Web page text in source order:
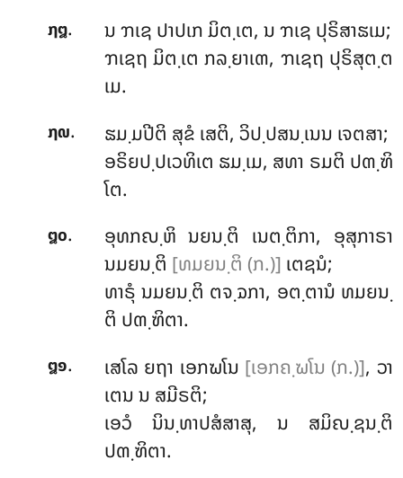
໗໘.
ນ ຠເຊ ປາປເກ ມິຕ຺ເຕ, ນ ຠເຊ ປຸຣິສາຘເມ;
ຠເຊຖ ມິຕ຺ເຕ ກລ຺ຍາເຓ, ຠເຊຖ ປຸຣິສຸຕ຺ຕ
ເມ.
໗໙. ຘມ຺ມປີຕິ ສຸຂໍ ເສຕິ, ວິປ຺ປສນ຺ເນນ ເຈຕສາ;
ອຣິຍປ຺ປເວທິເຕ ຘມ຺ເມ, ສທາ ຣມຕິ ປຓ຺ຑິ
ໂຕ.
໘໐. ອຸທກຎ຺ຫິນຍນ຺ຕິ ເນຕ຺ຕິກາ, ອຸສຸກາຣາ
ນມຍນ຺ຕິ [ທມຍນ຺ຕິ (ກ.)] ເຕຊນໍ;
ທາຣຸໍ ນມຍນ຺ຕິ ຕຈ຺ຉກາ, ອຕ຺ຕານໍ ທມຍນ຺
ຕິ ປຓ຺ຑິຕາ.
໘໑. ເສໂລ ຍຖາ ເອກຆໂນ [ເອກຄ຺ຆໂນ (ກ.)], ວາ
ເຕນ ນ ສມີຣຕິ;
ເອວໍ ນິນ຺ທາປສໍສາສຸ, ນ ສມິຎ຺ຊນ຺ຕິ
ປຓ຺ຑິຕາ.